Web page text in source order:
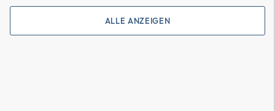
ALLE ANZEIGEN